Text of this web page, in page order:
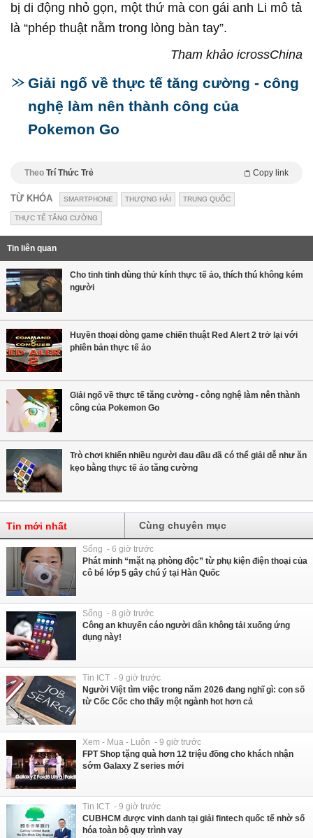
bị di động nhỏ gọn, một thứ mà con gái anh Li mô tả
là “phép thuật nằm trong lòng bàn tay”.
Tham khảo icrossChina
Giải ngố về thực tế tăng cường - công
nghệ làm nên thành công của
Pokemon Go
Theo Trí Thức Trẻ Copy link
TỪ KHÓA SMARTPHONE THƯỢNG HẢI TRUNG QUỐC
THỰC TẾ TĂNG CƯỜNG
Tin liên quan
Cho tinh tinh dùng thử kính thực tế ảo, thích thú không kém
người
Huyền thoại dòng game chiến thuật Red Alert 2 trở lại với
phiên bản thực tế ảo
Giải ngố về thực tế tăng cường - công nghệ làm nên thành
công của Pokemon Go
Trò chơi khiến nhiều người đau đầu đã có thể giải dễ như ăn
kẹo bằng thực tế ảo tăng cường
Tin mới nhất Cùng chuyên mục
Sống - 6 giờ trước
Phát minh “mặt nạ phòng độc” từ phụ kiện điện thoại của
cô bé lớp 5 gây chú ý tại Hàn Quốc
Sống - 8 giờ trước
Công an khuyến cáo người dân không tải xuống ứng
dụng này!
Tin ICT - 9 giờ trước
Người Việt tìm việc trong năm 2026 đang nghĩ gì: con số
từ Cốc Cốc cho thấy một ngành hot hơn cả
Xem - Mua - Luôn - 9 giờ trước
FPT Shop tặng quà hơn 12 triệu đồng cho khách nhận
sớm Galaxy Z series mới
Tin ICT - 9 giờ trước
CUBHCM được vinh danh tại giải fintech quốc tế nhờ số
hóa toàn bộ quy trình vay